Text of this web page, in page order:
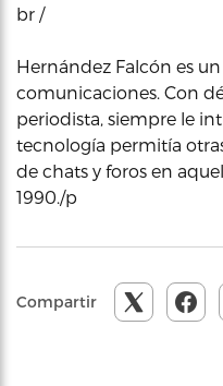
br /
Hernández Falcón es
comunicaciones. Con
periodista, siempre le
tecnología permitía
de chats y foros en
1990./p
Compartir